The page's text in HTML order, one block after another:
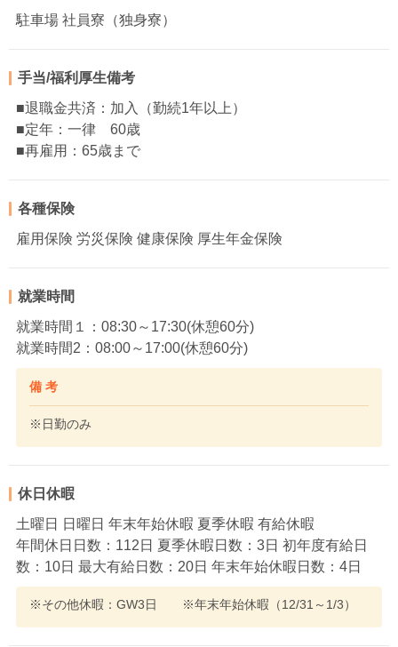
駐車場 社員寮（独身寮）
手当/福利厚生備考
■退職金共済：加入（勤続1年以上）
■定年：一律 60歳
■再雇用：65歳まで
各種保険
雇用保険 労災保険 健康保険 厚生年金保険
就業時間
就業時間１：08:30～17:30(休憩60分)
就業時間2：08:00～17:00(休憩60分)
備 考
※日勤のみ
休日休暇
土曜日 日曜日 年末年始休暇 夏季休暇 有給休暇
年間休日日数：112日 夏季休暇日数：3日 初年度有給日
数：10日 最大有給日数：20日 年末年始休暇日数：4日
※その他休暇：GW3日 ※年末年始休暇（12/31～1/3）